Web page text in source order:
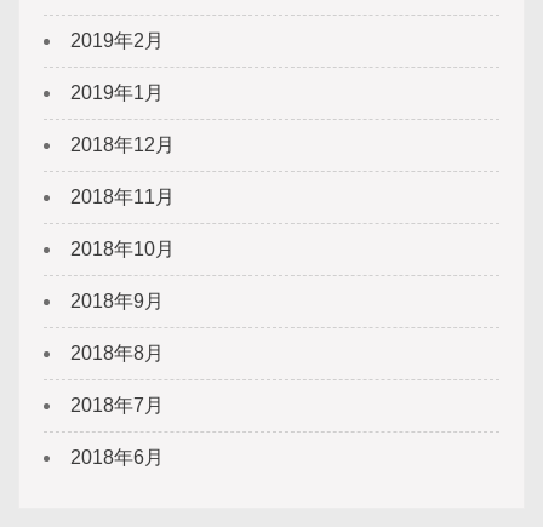
2019年2月
2019年1月
2018年12月
2018年11月
2018年10月
2018年9月
2018年8月
2018年7月
2018年6月